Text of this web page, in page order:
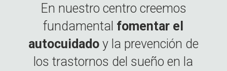
En nuestro centro creemos
fundamental fomentar el
autocuidadoy la prevención de
los trastornos del sueño en la